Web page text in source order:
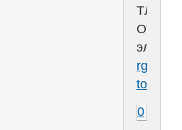
ТЛЭЦ
ОТЦ
rgr-
toe.ru
0